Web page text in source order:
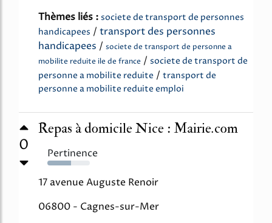
Thèmes liés : societe de transport de personnes
handicapees / transport des personnes
handicapees / societe de transport de personne a
mobilite reduite ile de france / societe de transport de
personne a mobilite reduite / transport de
personne a mobilite reduite emploi
0
Repas à domicile Nice : Mairie.com
Pertinence
55%
17 avenue Auguste Renoir
06800 - Cagnes-sur-Mer